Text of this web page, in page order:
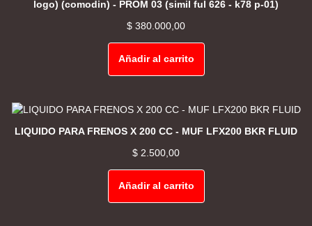
logo) (comodin) - PROM 03 (simil ful 626 - k78 p-01)
$ 380.000,00
Añadir al carrito
LIQUIDO PARA FRENOS X 200 CC - MUF LFX200 BKR FLUID
$ 2.500,00
Añadir al carrito